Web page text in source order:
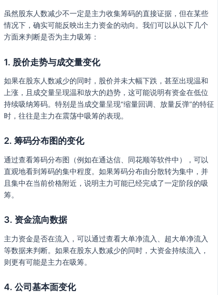
虽然股东人数减少不一定是主力收集筹码的直接证据，但在某些
情况下，确实可能反映出主力资金的动向。我们可以从以下几个
方面来判断是否为主力吸筹：
1. 股价走势与成交量变化
如果在股东人数减少的同时，股价并未大幅下跌，甚至出现温和
上涨，且成交量呈现温和放大的趋势，这可能说明有资金在低位
持续吸纳筹码。特别是当成交量呈现“缩量回调、放量反弹”的特征
时，往往是主力在震荡中吸筹的表现。
2. 筹码分布图的变化
通过查看筹码分布图（例如在通达信、同花顺等软件中），可以
直观地看到筹码的集中程度。如果筹码分布由分散转为集中，并
且集中在当前价格附近，说明主力可能已经完成了一定阶段的吸
筹。
3. 资金流向数据
主力资金是否在流入，可以通过查看大单净流入、超大单净流入
等数据来判断。如果在股东人数减少的同时，大资金持续流入，
则更有可能是主力在吸筹。
4. 公司基本面变化